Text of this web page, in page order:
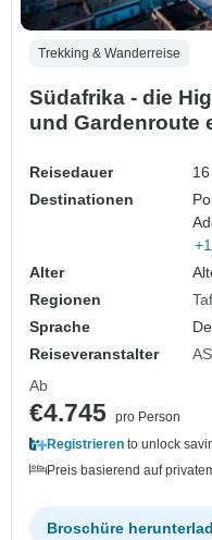
Trekking & Wanderreise
Südafrika - die
und Gardenroute
Reisedauer
Destinationen
Alter
Regionen
Sprache
Reiseveranstalter
Ab
€4.745 pro Person
Registrieren to unlock
Preis basierend auf
Broschüre